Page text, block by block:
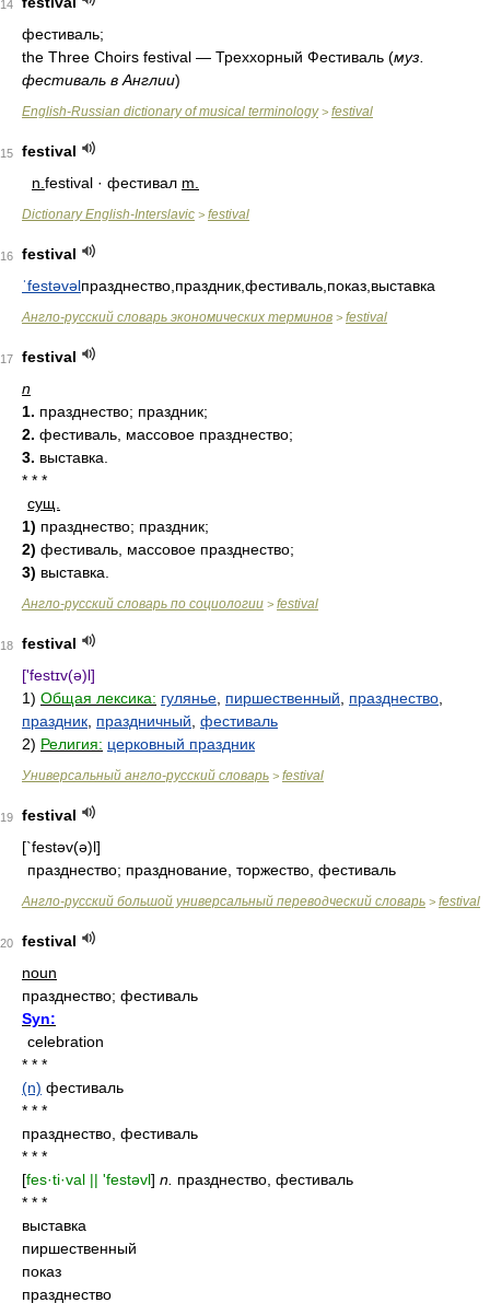
14
фестиваль;
the Three Choirs festival — Треххорный Фестиваль (муз.
фестиваль в Англии)
English-Russian dictionary of musical terminology> festival
15
festival
n. festival · фестивал m.
Dictionary English-Interslavic > festival
16
festival
ˈfestəvəlпразднество,праздник,фестиваль,показ,выставка
Англо-русский словарь экономических терминов > festival
17
festival
n
1. празднество; праздник;
2. фестиваль, массовое празднество;
3. выставка.
* * *
сущ.
1) празднество; праздник;
2) фестиваль, массовое празднество;
3) выставка.
Англо-русский словарь по социологии > festival
18
festival
['festɪv(ə)l]
1) Общая лексика: гулянье пиршественный празднество
праздник праздничный фестиваль
2) Религия: церковный праздник
Универсальный англо-русский словарь > festival
19
festival
[`festəv(ə)l]
празднество; празднование, торжество, фестиваль
Англо-русский большой универсальный переводческий словарь > festival
20
festival
noun
празднество; фестиваль
Syn:
celebration
* * *
(n) фестиваль
* * *
празднество, фестиваль
* * *
[fes·ti·val || 'festəvl] n. празднество, фестиваль
* * *
выставка
пиршественный
показ
празднество